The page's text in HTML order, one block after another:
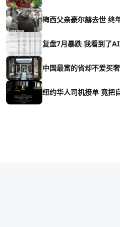
梅西父亲豪尔赫去世 终
复盘7月暴跌 我看到了
中国最富的省却不爱买
纽约华人司机接单 竟把